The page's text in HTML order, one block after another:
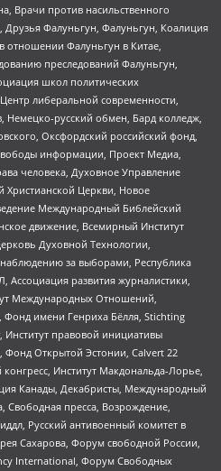
Врачи против насильственного
Друзья Фалуньгун, Фалуньгун, Коалиция
отношении Фалуньгун в Китае,
преследований Фалуньгун,
школ политических
либеральной современности,
русский обмен, Бард колледж,
Оксфордский российский фонд,
информации, Проект Медиа,
человека, Духовное Управление
Христианской Церкви, Новое
Международный Библейский
движение, Всемирный Институт
Духовной Технологии,
за выборами, Республика
развития журналистики,
Международных Отношений,
имени Генриха Бёлля, Stichting
Институт правовой инициативы
Открытой Эстонии, Calvert 22
Институт Макдональда-Лорье,
Канады, Декабристы, Международный
пресса, Возрождение,
Русский антивоенный комитет в
Сахарова, Форум свободной России,
International, Форум Свободных